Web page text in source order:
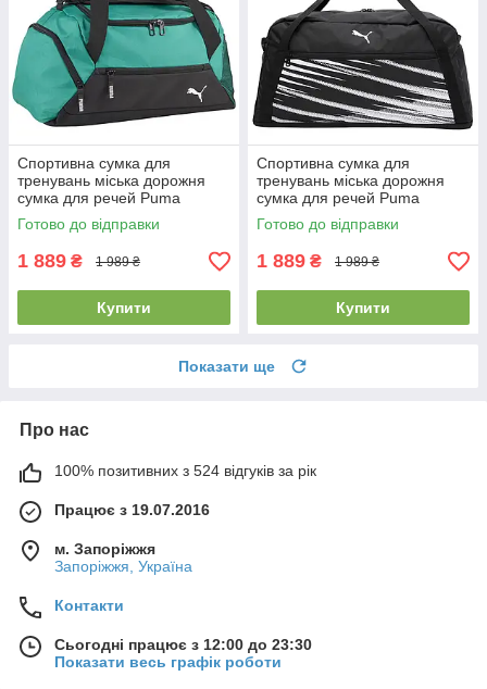
Спортивна сумка для
тренувань міська дорожня
сумка для речей Puma
Teamgoal Teambag S 28L
зелена
Готово до відправки
1 889 ₴ 1 989 ₴
Купити
Спортивна сумка для
тренувань міська дорожня
сумка для речей Puma
Attacanto Sports Bag M 41L
чорно-біла
Готово до відправки
1 889 ₴ 1 989 ₴
Купити
Показати ще
Про нас
100% позитивних з 524 відгуків за рік
Працює з 19.07.2016
м. Запоріжжя
Запоріжжя, Україна
Контакти
Сьогодні працює з 12:00 до 23:30
Показати весь графік роботи